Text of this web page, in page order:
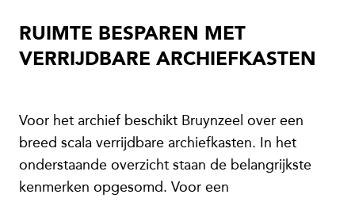
RUIMTE BESPAREN MET
VERRIJDBARE ARCHIEFKASTEN
Voor het archief beschikt Bruynzeel over een
breed scala verrijdbare archiefkasten. In het
onderstaande overzicht staan de belangrijkste
kenmerken opgesomd. Voor een